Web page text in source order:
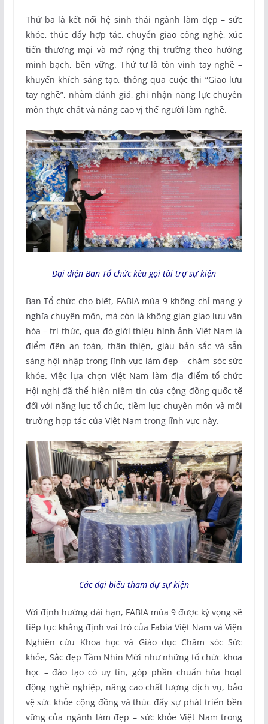
Thứ ba là kết nối hệ sinh thái ngành làm đẹp – sức
khỏe, thúc đẩy hợp tác, chuyển giao công nghệ, xúc
tiến thương mại và mở rộng thị trường theo hướng
minh bạch, bền vững. Thứ tư là tôn vinh tay nghề –
khuyến khích sáng tạo, thông qua cuộc thi “Giao lưu
tay nghề”, nhằm đánh giá, ghi nhận năng lực chuyên
môn thực chất và nâng cao vị thế người làm nghề.
Đại diện Ban Tổ chức kêu gọi tài trợ sự kiện
Ban Tổ chức cho biết, FABIA mùa 9 không chỉ mang ý
nghĩa chuyên môn, mà còn là không gian giao lưu văn
hóa – tri thức, qua đó giới thiệu hình ảnh Việt Nam là
điểm đến an toàn, thân thiện, giàu bản sắc và sẵn
sàng hội nhập trong lĩnh vực làm đẹp – chăm sóc sức
khỏe. Việc lựa chọn Việt Nam làm địa điểm tổ chức
Hội nghị đã thể hiện niềm tin của cộng đồng quốc tế
đối với năng lực tổ chức, tiềm lực chuyên môn và môi
trường hợp tác của Việt Nam trong lĩnh vực này.
Các đại biểu tham dự sự kiện
Với định hướng dài hạn, FABIA mùa 9 được kỳ vọng sẽ
tiếp tục khẳng định vai trò của Fabia Việt Nam và Viện
Nghiên cứu Khoa học và Giáo dục Chăm sóc Sức
khỏe, Sắc đẹp Tầm Nhìn Mới như những tổ chức khoa
học – đào tạo có uy tín, góp phần chuẩn hóa hoạt
động nghề nghiệp, nâng cao chất lượng dịch vụ, bảo
vệ sức khỏe cộng đồng và thúc đẩy sự phát triển bền
vững của ngành làm đẹp – sức khỏe Việt Nam trong